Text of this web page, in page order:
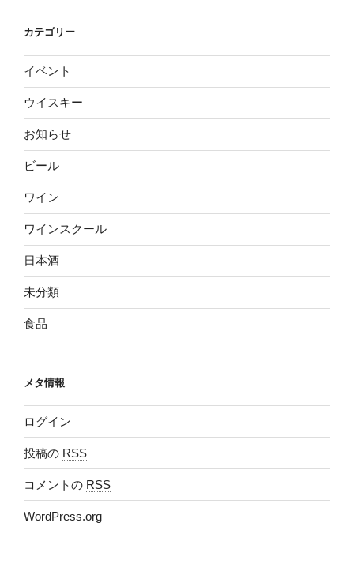
カテゴリー
イベント
ウイスキー
お知らせ
ビール
ワイン
ワインスクール
日本酒
未分類
食品
メタ情報
ログイン
投稿の RSS
コメントの RSS
WordPress.org